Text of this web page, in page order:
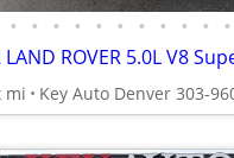
• • • • • • • • • • •
LAND ROVER 5.0L V8
mi Key Auto Denver 303-